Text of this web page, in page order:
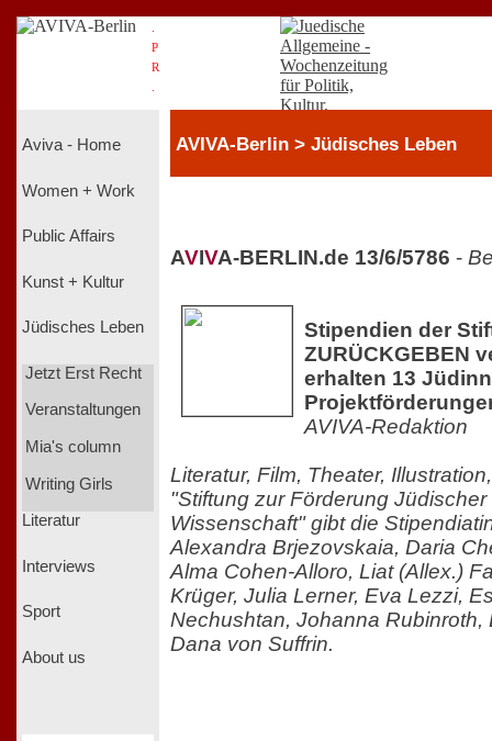
P
R
Aviva - Home
Women + Work
Public Affairs
Kunst + Kultur
Jüdisches Leben
Jetzt Erst Recht
Veranstaltungen
Mia's column
Writing Girls
Literatur
Interviews
Sport
About us
AVIVA-Berlin > Jüdisches Leben
AVIVA-BERLIN.de 13/6/5786 -
Stipendien der
ZURÜCKGEBEN
erhalten 13
AVIVA-Redaktion
Literatur, Film, Theater,
"Stiftung zur Förderung
Wissenschaft" gibt die
Alexandra Brjezovskaia, Daria
Alma Cohen-Alloro, Liat (Allex.)
Krüger, Julia Lerner, Eva Lezzi,
Nechushtan, Johanna Rubinroth,
Dana von Suffrin.